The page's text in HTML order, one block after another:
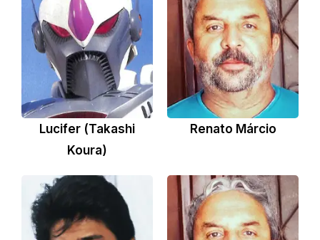
Lucifer (Takashi
Koura)
Renato Márcio